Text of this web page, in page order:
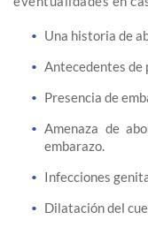
Una historia de
Antecedentes de
Presencia de
Amenaza de
embarazo.
Infecciones
Dilatación del